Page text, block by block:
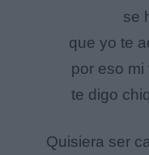
se
que yo te
por eso
te digo
Quisiera ser